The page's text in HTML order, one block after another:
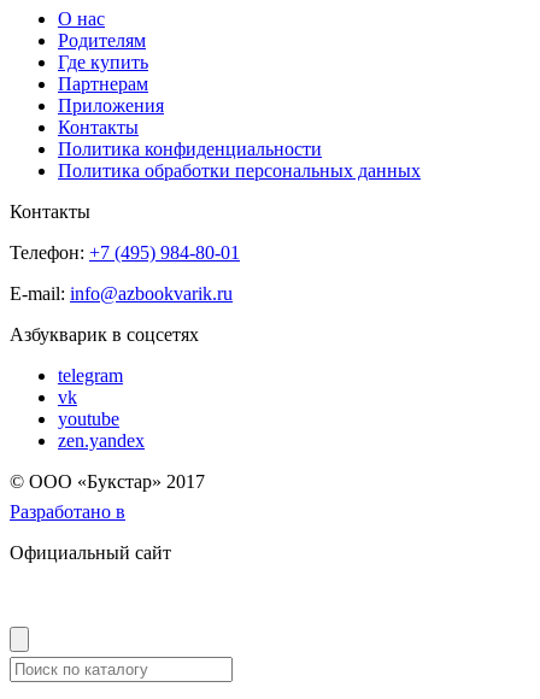
О нас
Родителям
Где купить
Партнерам
Приложения
Контакты
Политика конфиденциальности
Политика обработки персональных данных
Контакты
Телефон: +7 (495) 984-80-01
E-mail: info@azbookvarik.ru
Азбукварик в соцсетях
telegram
vk
youtube
zen.yandex
© OOO «Букстар» 2017
Разработано в
Официальный сайт